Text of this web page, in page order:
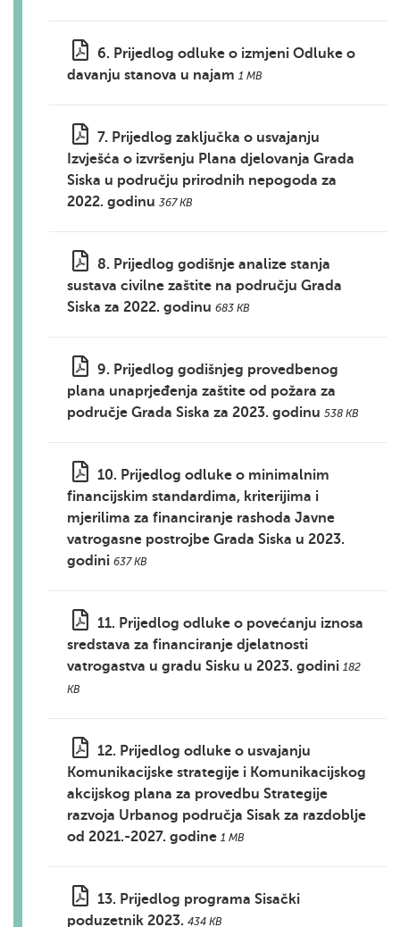
6. Prijedlog odluke o izmjeni Odluke o
davanju stanova u najam 1 MB
7. Prijedlog zaključka o usvajanju
Izvješća o izvršenju Plana djelovanja Grada
Siska u području prirodnih nepogoda za
2022. godinu 367 KB
8. Prijedlog godišnje analize stanja
sustava civilne zaštite na području Grada
Siska za 2022. godinu 683 KB
9. Prijedlog godišnjeg provedbenog
plana unaprjeđenja zaštite od požara za
područje Grada Siska za 2023. godinu 538 KB
10. Prijedlog odluke o minimalnim
financijskim standardima, kriterijima i
mjerilima za financiranje rashoda Javne
vatrogasne postrojbe Grada Siska u 2023.
godini 637 KB
11. Prijedlog odluke o povećanju iznosa
sredstava za financiranje djelatnosti
vatrogastva u gradu Sisku u 2023. godini 182
KB
12. Prijedlog odluke o usvajanju
Komunikacijske strategije i Komunikacijskog
akcijskog plana za provedbu Strategije
razvoja Urbanog područja Sisak za razdoblje
od 2021.-2027. godine 1 MB
13. Prijedlog programa Sisački
poduzetnik 2023. 434 KB